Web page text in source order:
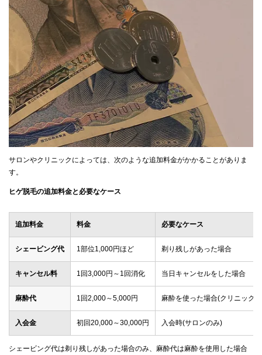
サロンやクリニックによっては、次のような追加料金がかかることがありま
す。
ヒゲ脱毛の追加料金と必要なケース
追加料金 料金 必要なケース
シェービング代 1部位1,000円ほど 剃り残しがあった場合
キャンセル料 1回3,000円～1回消化 当日キャンセルをした場合
麻酔代 1回2,000～5,000円 麻酔を使った場合(クリニック
入会金 初回20,000～30,000円 入会時(サロンのみ)
シェービング代は剃り残しがあった場合のみ、麻酔代は麻酔を使用した場合